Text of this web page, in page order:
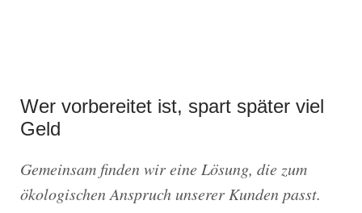
Wer vorbereitet ist, spart später viel
Geld
Gemeinsam finden wir eine Lösung, die zum
ökologischen Anspruch unserer Kunden passt.